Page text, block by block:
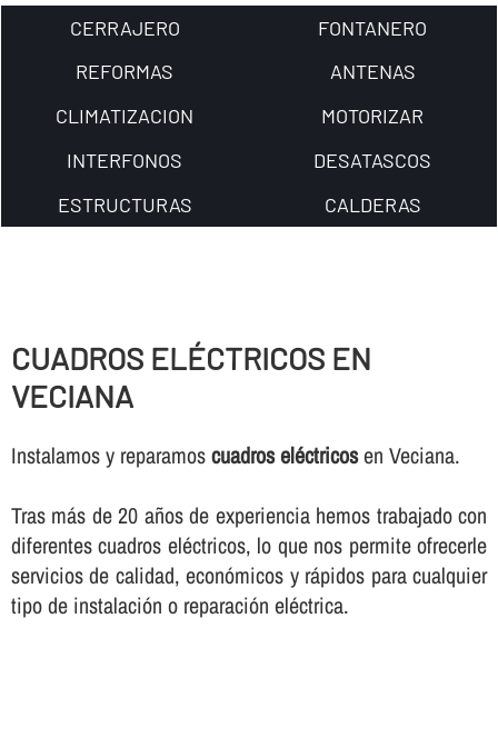
CERRAJERO
FONTANERO
REFORMAS
ANTENAS
CLIMATIZACION
MOTORIZAR
INTERFONOS
DESATASCOS
ESTRUCTURAS
CALDERAS
CUADROS ELÉCTRICOS EN
VECIANA
Instalamos y reparamoscuadros eléctricosen Veciana.
Tras más de 20 años de experiencia hemos trabajado con
diferentes cuadros eléctricos, lo que nos permite ofrecerle
servicios de calidad, económicos y rápidos para cualquier
tipo de instalación o reparación eléctrica.